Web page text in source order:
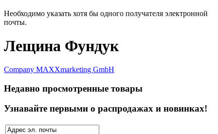
Необходимо указать хотя бы одного получателя электронной
почты.
Лещина Фундук
Company MAXXmarketing GmbH
Недавно просмотренные товары
Узнавайте первыми о распродажах и новинках!